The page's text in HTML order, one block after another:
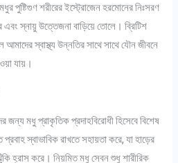
পুষ্টিগুণ শরীরের ইস্ট্রোজেন হরমোনের নিঃসরণ
এবং স্নায়ু উত্তেজনা বাড়িয়ে তোলে। ব্রিটিশ
আমাদের স্বাস্থ্য উন্নতির সাথে সাথে যৌন জীবনে
যায়।
জন্য মধু প্রাকৃতিক প্রদাহবিরোধী হিসেবে বিশেষ
স্বাভাবিক রাখতে সহায়তা করে, যা হাড়ের
হ্রাস করে। নিয়মিত মধু সেবন শুধু শারীরিক